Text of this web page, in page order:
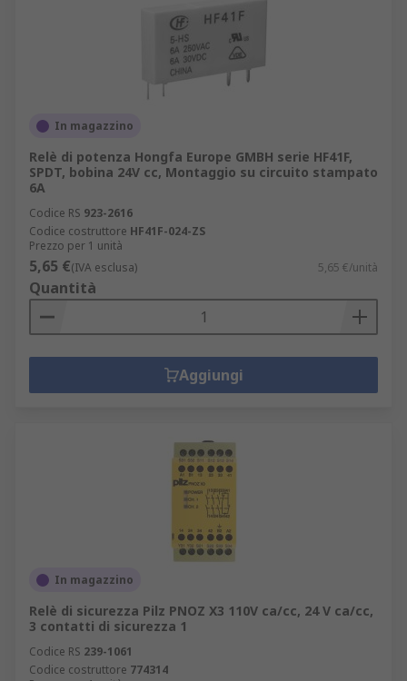
In magazzino
Relè di potenza Hongfa Europe GMBH serie HF41F,
SPDT, bobina 24V cc, Montaggio su circuito stampato
6A
Codice RS 923-2616
Codice costruttore HF41F-024-ZS
Prezzo per 1 unità
5,65 €(IVA esclusa) 5,65 €/unità
Quantità
Aggiungi
In magazzino
Relè di sicurezza Pilz PNOZ X3 110V ca/cc, 24 V ca/cc,
3 contatti di sicurezza 1
Codice RS 239-1061
Codice costruttore 774314